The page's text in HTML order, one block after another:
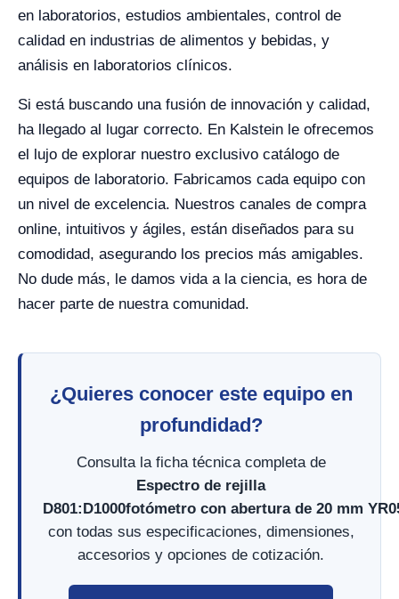
en laboratorios, estudios ambientales, control de
calidad en industrias de alimentos y bebidas, y
análisis en laboratorios clínicos.
Si está buscando una fusión de innovación y calidad,
ha llegado al lugar correcto. En Kalstein le ofrecemos
el lujo de explorar nuestro exclusivo catálogo de
equipos de laboratorio. Fabricamos cada equipo con
un nivel de excelencia. Nuestros canales de compra
online, intuitivos y ágiles, están diseñados para su
comodidad, asegurando los precios más amigables.
No dude más, le damos vida a la ciencia, es hora de
hacer parte de nuestra comunidad.
¿Quieres conocer este equipo en
profundidad?
Consulta la ficha técnica completa de
Espectro de rejilla
D801:D1000fotómetro con abertura de 20 mm
con todas sus especificaciones, dimensiones,
accesorios y opciones de cotización.